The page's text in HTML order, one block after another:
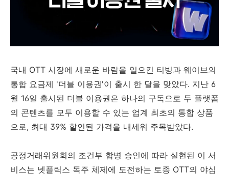
국내 OTT 시장에 새로운 바람을 일으킨 티빙과 웨이브의
통합 요금제 '더블 이용권'이 출시 한 달을 맞았다. 지난 6
월 16일 출시된 더블 이용권은 하나의 구독으로 두 플랫폼
의 콘텐츠를 모두 이용할 수 있는 업계 최초의 통합 상품
으로, 최대 39% 할인된 가격을 내세워 주목받았다.
공정거래위원회의 조건부 합병 승인에 따라 실현된 이 서
비스는 넷플릭스 독주 체제에 도전하는 토종 OTT의 야심